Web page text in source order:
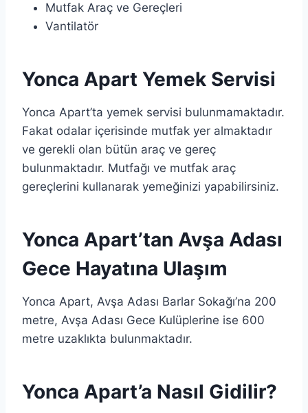
Mutfak Araç ve Gereçleri
Vantilatör
Yonca Apart Yemek Servisi
Yonca Apart’ta yemek servisi bulunmamaktadır.
Fakat odalar içerisinde mutfak yer almaktadır
ve gerekli olan bütün araç ve gereç
bulunmaktadır. Mutfağı ve mutfak araç
gereçlerini kullanarak yemeğinizi yapabilirsiniz.
Yonca Apart’tan Avşa Adası
Gece Hayatına Ulaşım
Yonca Apart, Avşa Adası Barlar Sokağı’na 200
metre, Avşa Adası Gece Kulüplerine ise 600
metre uzaklıkta bulunmaktadır.
Yonca Apart’a Nasıl Gidilir?